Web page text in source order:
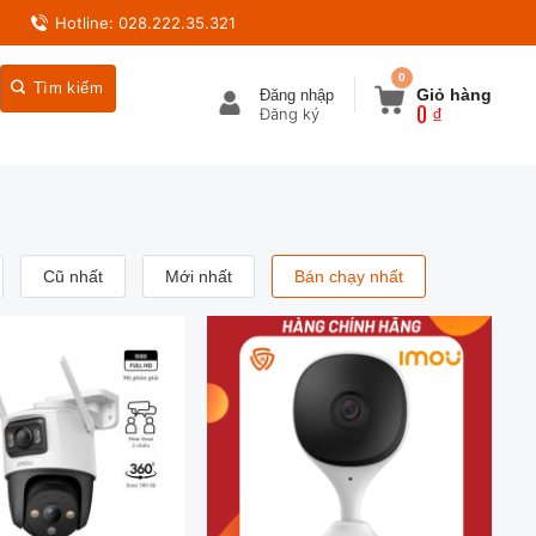
Hotline: 028.222.35.321
Đăng nhập Giỏ hàng
0 ₫
0
Cũ nhất Mới nhất Bán chạy nhất